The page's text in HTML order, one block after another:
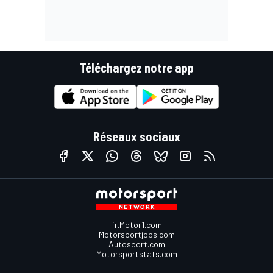
Téléchargez notre app
Réseaux sociaux
fr.Motor1.com
Motorsportjobs.com
Autosport.com
Motorsportstats.com